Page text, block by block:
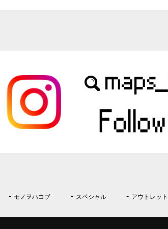
モノヲハコブ スペシャル アウトレット